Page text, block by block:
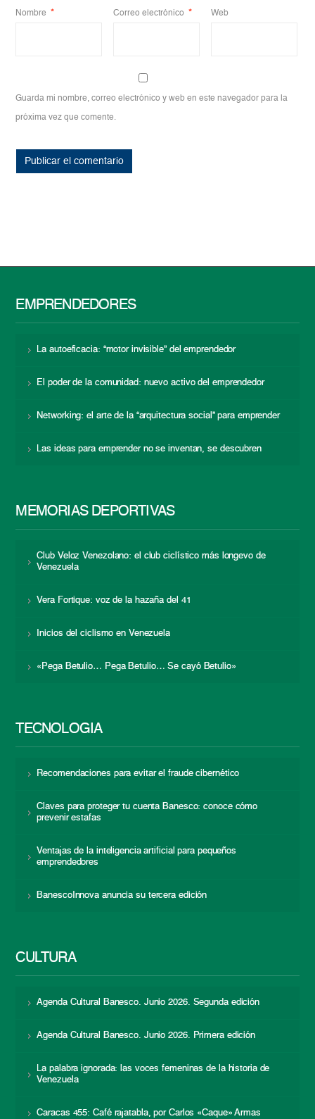
Nombre * Correo electrónico * Web
Guarda mi nombre, correo electrónico y web en este navegador para la
próxima vez que comente.
EMPRENDEDORES
La autoeficacia: “motor invisible” del emprendedor
El poder de la comunidad: nuevo activo del emprendedor
Networking: el arte de la “arquitectura social” para emprender
Las ideas para emprender no se inventan, se descubren
MEMORIAS DEPORTIVAS
Club Veloz Venezolano: el club ciclístico más longevo de
Venezuela
Vera Fortique: voz de la hazaña del 41
Inicios del ciclismo en Venezuela
«Pega Betulio… Pega Betulio… Se cayó Betulio»
TECNOLOGÍA
Recomendaciones para evitar el fraude cibernético
Claves para proteger tu cuenta Banesco: conoce cómo
prevenir estafas
Ventajas de la inteligencia artificial para pequeños
emprendedores
BanescoInnova anuncia su tercera edición
CULTURA
Agenda Cultural Banesco. Junio 2026. Segunda edición
Agenda Cultural Banesco. Junio 2026. Primera edición
La palabra ignorada: las voces femeninas de la historia de
Venezuela
Caracas 455: Café rajatabla, por Carlos «Caque» Armas